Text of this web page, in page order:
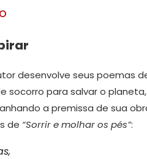
desenvolve seus poemas
socorro para salvar o
a premissa de sua
de “Sorrir e molhar os pés”: